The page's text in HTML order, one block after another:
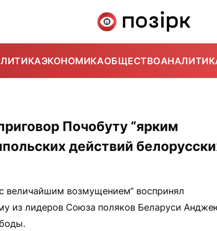
ЭКОНОМИКАОБЩЕСТВО
Почобуту “ярким
действий
возмущением“ воспринял
из лидеров Союза поляков Беларуси